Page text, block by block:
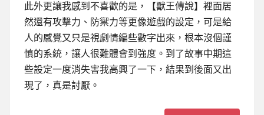
此外更讓我感到不喜歡的是，【獸王傳說】裡面居
然還有攻擊力、防禦力等更像遊戲的設定，可是給
人的感覺又只是視劇情編些數字出來，根本沒個謹
慎的系統，讓人很難體會到強度。到了故事中期這
些設定一度消失害我高興了一下，結果到後面又出
現了，真是討厭。